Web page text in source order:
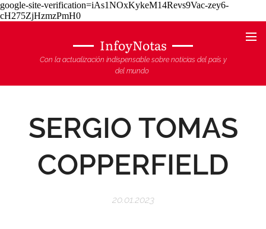
google-site-verification=iAs1NOxKykeM14Revs9Vac-zey6-
cH275ZjHzmzPmH0
InfoyNotas
Con la actualización indispensable sobre noticias del país y
del mundo
SERGIO TOMAS
COPPERFIELD
20.01.2023